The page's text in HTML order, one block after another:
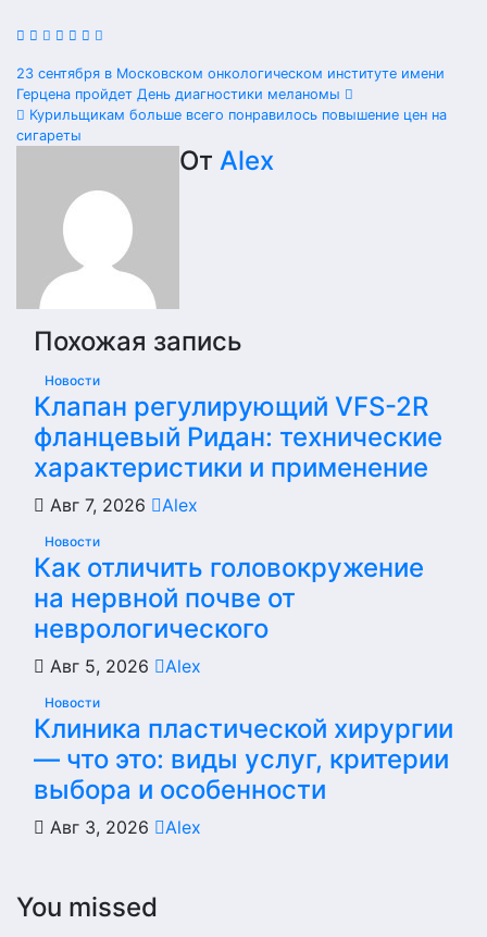
Навигация
по
23 сентября в Московском онкологическом институте имени
Герцена пройдет День диагностики меланомы
Курильщикам больше всего понравилось повышение цен на
сигареты
От Alex
Похожая запись
Новости
Клапан регулирующий VFS-2R
фланцевый Ридан: технические
характеристики и применение
Авг 7, 2026 Alex
Новости
Как отличить головокружение
на нервной почве от
неврологического
Авг 5, 2026 Alex
Новости
Клиника пластической хирургии
— что это: виды услуг, критерии
выбора и особенности
Авг 3, 2026 Alex
You missed